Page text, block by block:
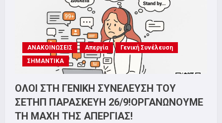
ΑΝΑΚΟΙΝΩΣΕΙΣ Απεργία
Γενική Συνέλευση
ΣΗΜΑΝΤΙΚΑ
ΟΛΟΙ ΣΤΗ ΓΕΝΙΚΗ ΣΥΝΕΛΕΥΣΗ ΤΟΥ
ΣΕΤΗΠ ΠΑΡΑΣΚΕΥΗ 26/9!ΟΡΓΑΝΩΝΟΥΜΕ
ΤΗ ΜΑΧΗ ΤΗΣ ΑΠΕΡΓΙΑΣ!